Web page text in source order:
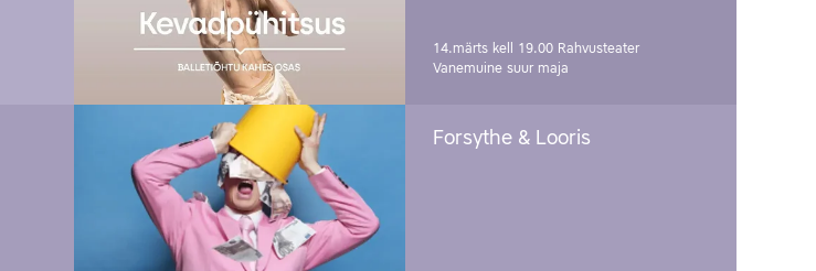
14.märts kell 19.00 Rahvusteater
Vanemuine suur maja
Forsythe & Looris